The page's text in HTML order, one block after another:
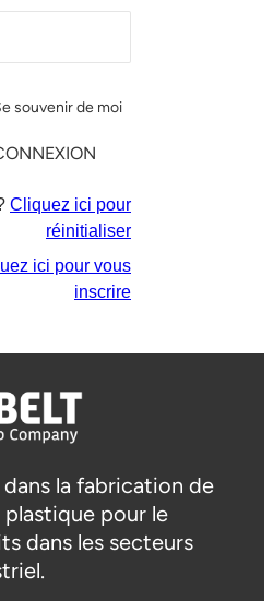
souvenir de moi
Cliquez ici pour
réinitialiser
ici pour vous
inscrire
dans la fabrication de
pour le
dans les secteurs